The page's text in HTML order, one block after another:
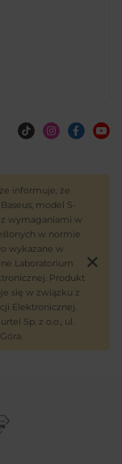
informuje, że
model S-
z wymaganiami w
w normie
wykazane w
Laboratorium
Produkt
się w związku z
Elektronicznej.
Sp. z o.o., ul.